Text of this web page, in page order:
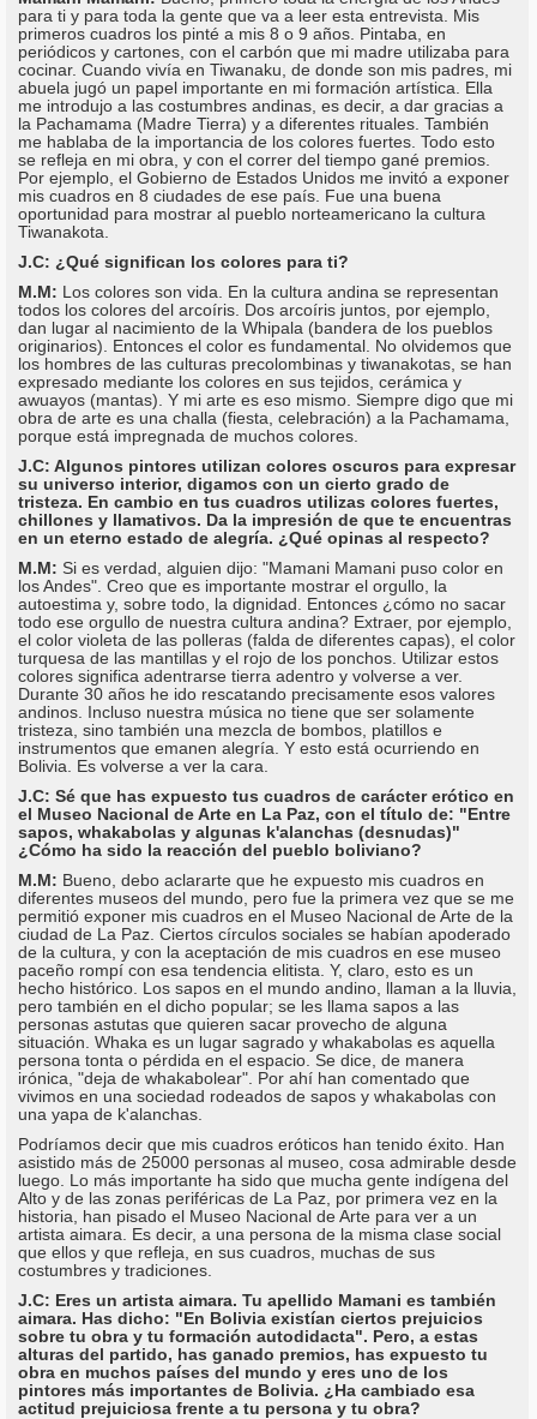
para ti y para toda la gente que va a leer esta entrevista. Mis
primeros cuadros los pinté a mis 8 o 9 años. Pintaba, en
periódicos y cartones, con el carbón que mi madre utilizaba para
cocinar. Cuando vivía en Tiwanaku, de donde son mis padres, mi
abuela jugó un papel importante en mi formación artística. Ella
me introdujo a las costumbres andinas, es decir, a dar gracias a
la Pachamama (Madre Tierra) y a diferentes rituales. También
me hablaba de la importancia de los colores fuertes. Todo esto
se refleja en mi obra, y con el correr del tiempo gané premios.
Por ejemplo, el Gobierno de Estados Unidos me invitó a exponer
mis cuadros en 8 ciudades de ese país. Fue una buena
oportunidad para mostrar al pueblo norteamericano la cultura
Tiwanakota.
J.C: ¿Qué significan los colores para ti?
M.M: Los colores son vida. En la cultura andina se representan
todos los colores del arcoíris. Dos arcoíris juntos, por ejemplo,
dan lugar al nacimiento de la Whipala (bandera de los pueblos
originarios). Entonces el color es fundamental. No olvidemos que
los hombres de las culturas precolombinas y tiwanakotas, se han
expresado mediante los colores en sus tejidos, cerámica y
awuayos (mantas). Y mi arte es eso mismo. Siempre digo que mi
obra de arte es una challa (fiesta, celebración) a la Pachamama,
porque está impregnada de muchos colores.
J.C: Algunos pintores utilizan colores oscuros para expresar
su universo interior, digamos con un cierto grado de
tristeza. En cambio en tus cuadros utilizas colores fuertes,
chillones y llamativos. Da la impresión de que te encuentras
en un eterno estado de alegría. ¿Qué opinas al respecto?
M.M: Si es verdad, alguien dijo: "Mamani Mamani puso color en
los Andes". Creo que es importante mostrar el orgullo, la
autoestima y, sobre todo, la dignidad. Entonces ¿cómo no sacar
todo ese orgullo de nuestra cultura andina? Extraer, por ejemplo,
el color violeta de las polleras (falda de diferentes capas), el color
turquesa de las mantillas y el rojo de los ponchos. Utilizar estos
colores significa adentrarse tierra adentro y volverse a ver.
Durante 30 años he ido rescatando precisamente esos valores
andinos. Incluso nuestra música no tiene que ser solamente
tristeza, sino también una mezcla de bombos, platillos e
instrumentos que emanen alegría. Y esto está ocurriendo en
Bolivia. Es volverse a ver la cara.
J.C: Sé que has expuesto tus cuadros de carácter erótico en
el Museo Nacional de Arte en La Paz, con el título de: "Entre
sapos, whakabolas y algunas k'alanchas (desnudas)"
¿Cómo ha sido la reacción del pueblo boliviano?
M.M: Bueno, debo aclararte que he expuesto mis cuadros en
diferentes museos del mundo, pero fue la primera vez que se me
permitió exponer mis cuadros en el Museo Nacional de Arte de la
ciudad de La Paz. Ciertos círculos sociales se habían apoderado
de la cultura, y con la aceptación de mis cuadros en ese museo
paceño rompí con esa tendencia elitista. Y, claro, esto es un
hecho histórico. Los sapos en el mundo andino, llaman a la lluvia,
pero también en el dicho popular; se les llama sapos a las
personas astutas que quieren sacar provecho de alguna
situación. Whaka es un lugar sagrado y whakabolas es aquella
persona tonta o pérdida en el espacio. Se dice, de manera
irónica, "deja de whakabolear". Por ahí han comentado que
vivimos en una sociedad rodeados de sapos y whakabolas con
una yapa de k'alanchas.
Podríamos decir que mis cuadros eróticos han tenido éxito. Han
asistido más de 25000 personas al museo, cosa admirable desde
luego. Lo más importante ha sido que mucha gente indígena del
Alto y de las zonas periféricas de La Paz, por primera vez en la
historia, han pisado el Museo Nacional de Arte para ver a un
artista aimara. Es decir, a una persona de la misma clase social
que ellos y que refleja, en sus cuadros, muchas de sus
costumbres y tradiciones.
J.C: Eres un artista aimara. Tu apellido Mamani es también
aimara. Has dicho: "En Bolivia existían ciertos prejuicios
sobre tu obra y tu formación autodidacta". Pero, a estas
alturas del partido, has ganado premios, has expuesto tu
obra en muchos países del mundo y eres uno de los
pintores más importantes de Bolivia. ¿Ha cambiado esa
actitud prejuiciosa frente a tu persona y tu obra?